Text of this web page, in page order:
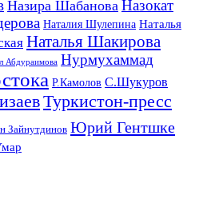
Назира Шабанова Назокат
Наталия Шулепина Наталья
Наталья Шакирова
Абдураимова Нурмухаммад
Р.Камолов С.Шукуров
Туркистон-пресс
Зайнутдинов Юрий Гентшке